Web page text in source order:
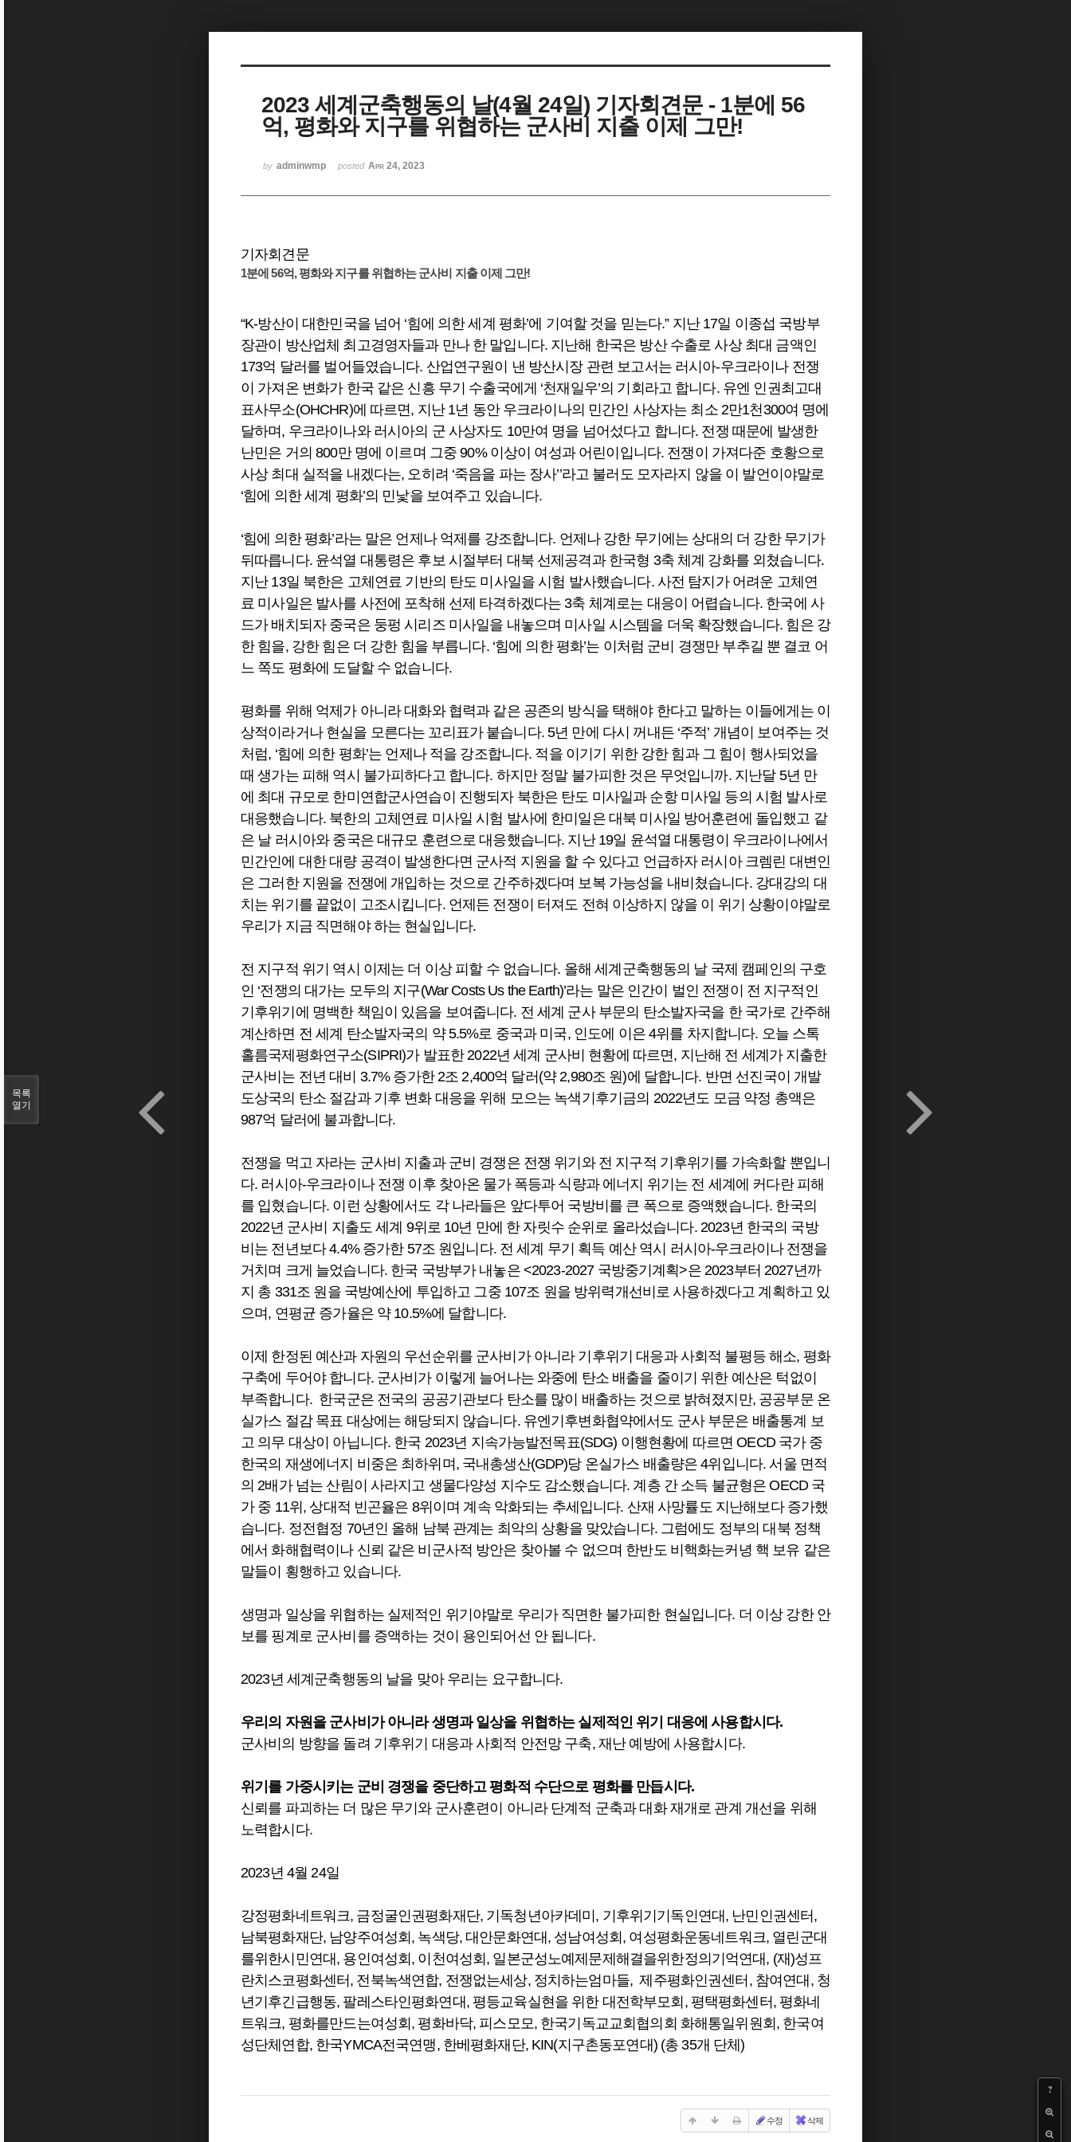
2023 세계군축행동의 날(4월 24일) 기자회견문 - 1분에 56
억, 평화와 지구를 위협하는 군사비 지출 이제 그만!
by adminwmp posted Apr 24, 2023
?
기자회견문
1분에 56억, 평화와 지구를 위협하는 군사비 지출 이제 그만!
“K-방산이 대한민국을 넘어 ‘힘에 의한 세계 평화’에 기여할 것을 믿는다.” 지난 17일 이종섭 국방부
장관이 방산업체 최고경영자들과 만나 한 말입니다. 지난해 한국은 방산 수출로 사상 최대 금액인
173억 달러를 벌어들였습니다. 산업연구원이 낸 방산시장 관련 보고서는 러시아-우크라이나 전쟁
이 가져온 변화가 한국 같은 신흥 무기 수출국에게 ‘천재일우’의 기회라고 합니다. 유엔 인권최고대
표사무소(OHCHR)에 따르면, 지난 1년 동안 우크라이나의 민간인 사상자는 최소 2만1천300여 명에
달하며, 우크라이나와 러시아의 군 사상자도 10만여 명을 넘어섰다고 합니다. 전쟁 때문에 발생한
난민은 거의 800만 명에 이르며 그중 90% 이상이 여성과 어린이입니다. 전쟁이 가져다준 호황으로
사상 최대 실적을 내겠다는, 오히려 ‘죽음을 파는 장사’’라고 불러도 모자라지 않을 이 발언이야말로
‘힘에 의한 세계 평화’의 민낯을 보여주고 있습니다.
‘힘에 의한 평화’라는 말은 언제나 억제를 강조합니다. 언제나 강한 무기에는 상대의 더 강한 무기가
뒤따릅니다. 윤석열 대통령은 후보 시절부터 대북 선제공격과 한국형 3축 체계 강화를 외쳤습니다.
지난 13일 북한은 고체연료 기반의 탄도 미사일을 시험 발사했습니다. 사전 탐지가 어려운 고체연
료 미사일은 발사를 사전에 포착해 선제 타격하겠다는 3축 체계로는 대응이 어렵습니다. 한국에 사
드가 배치되자 중국은 둥펑 시리즈 미사일을 내놓으며 미사일 시스템을 더욱 확장했습니다. 힘은 강
한 힘을, 강한 힘은 더 강한 힘을 부릅니다. ‘힘에 의한 평화’는 이처럼 군비 경쟁만 부추길 뿐 결코 어
느 쪽도 평화에 도달할 수 없습니다.
평화를 위해 억제가 아니라 대화와 협력과 같은 공존의 방식을 택해야 한다고 말하는 이들에게는 이
상적이라거나 현실을 모른다는 꼬리표가 붙습니다. 5년 만에 다시 꺼내든 ‘주적’ 개념이 보여주는 것
처럼, ‘힘에 의한 평화’는 언제나 적을 강조합니다. 적을 이기기 위한 강한 힘과 그 힘이 행사되었을
때 생가는 피해 역시 불가피하다고 합니다. 하지만 정말 불가피한 것은 무엇입니까. 지난달 5년 만
에 최대 규모로 한미연합군사연습이 진행되자 북한은 탄도 미사일과 순항 미사일 등의 시험 발사로
대응했습니다. 북한의 고체연료 미사일 시험 발사에 한미일은 대북 미사일 방어훈련에 돌입했고 같
은 날 러시아와 중국은 대규모 훈련으로 대응했습니다. 지난 19일 윤석열 대통령이 우크라이나에서
민간인에 대한 대량 공격이 발생한다면 군사적 지원을 할 수 있다고 언급하자 러시아 크렘린 대변인
은 그러한 지원을 전쟁에 개입하는 것으로 간주하겠다며 보복 가능성을 내비쳤습니다. 강대강의 대
치는 위기를 끝없이 고조시킵니다. 언제든 전쟁이 터져도 전혀 이상하지 않을 이 위기 상황이야말로
우리가 지금 직면해야 하는 현실입니다.
전 지구적 위기 역시 이제는 더 이상 피할 수 없습니다. 올해 세계군축행동의 날 국제 캠페인의 구호
인 ‘전쟁의 대가는 모두의 지구(War Costs Us the Earth)’라는 말은 인간이 벌인 전쟁이 전 지구적인
기후위기에 명백한 책임이 있음을 보여줍니다. 전 세계 군사 부문의 탄소발자국을 한 국가로 간주해
계산하면 전 세계 탄소발자국의 약 5.5%로 중국과 미국, 인도에 이은 4위를 차지합니다. 오늘 스톡
홀름국제평화연구소(SIPRI)가 발표한 2022년 세계 군사비 현황에 따르면, 지난해 전 세계가 지출한
군사비는 전년 대비 3.7% 증가한 2조 2,400억 달러(약 2,980조 원)에 달합니다. 반면 선진국이 개발
도상국의 탄소 절감과 기후 변화 대응을 위해 모으는 녹색기후기금의 2022년도 모금 약정 총액은
987억 달러에 불과합니다.
전쟁을 먹고 자라는 군사비 지출과 군비 경쟁은 전쟁 위기와 전 지구적 기후위기를 가속화할 뿐입니
다. 러시아-우크라이나 전쟁 이후 찾아온 물가 폭등과 식량과 에너지 위기는 전 세계에 커다란 피해
를 입혔습니다. 이런 상황에서도 각 나라들은 앞다투어 국방비를 큰 폭으로 증액했습니다. 한국의
2022년 군사비 지출도 세계 9위로 10년 만에 한 자릿수 순위로 올라섰습니다. 2023년 한국의 국방
비는 전년보다 4.4% 증가한 57조 원입니다. 전 세계 무기 획득 예산 역시 러시아-우크라이나 전쟁을
거치며 크게 늘었습니다. 한국 국방부가 내놓은 <2023-2027 국방중기계획>은 2023부터 2027년까
지 총 331조 원을 국방예산에 투입하고 그중 107조 원을 방위력개선비로 사용하겠다고 계획하고 있
으며, 연평균 증가율은 약 10.5%에 달합니다.
이제 한정된 예산과 자원의 우선순위를 군사비가 아니라 기후위기 대응과 사회적 불평등 해소, 평화
구축에 두어야 합니다. 군사비가 이렇게 늘어나는 와중에 탄소 배출을 줄이기 위한 예산은 턱없이
부족합니다. 한국군은 전국의 공공기관보다 탄소를 많이 배출하는 것으로 밝혀졌지만, 공공부문 온
실가스 절감 목표 대상에는 해당되지 않습니다. 유엔기후변화협약에서도 군사 부문은 배출통계 보
고 의무 대상이 아닙니다. 한국 2023년 지속가능발전목표(SDG) 이행현황에 따르면 OECD 국가 중
한국의 재생에너지 비중은 최하위며, 국내총생산(GDP)당 온실가스 배출량은 4위입니다. 서울 면적
의 2배가 넘는 산림이 사라지고 생물다양성 지수도 감소했습니다. 계층 간 소득 불균형은 OECD 국
가 중 11위, 상대적 빈곤율은 8위이며 계속 악화되는 추세입니다. 산재 사망률도 지난해보다 증가했
습니다. 정전협정 70년인 올해 남북 관계는 최악의 상황을 맞았습니다. 그럼에도 정부의 대북 정책
에서 화해협력이나 신뢰 같은 비군사적 방안은 찾아볼 수 없으며 한반도 비핵화는커녕 핵 보유 같은
말들이 횡행하고 있습니다.
생명과 일상을 위협하는 실제적인 위기야말로 우리가 직면한 불가피한 현실입니다. 더 이상 강한 안
보를 핑계로 군사비를 증액하는 것이 용인되어선 안 됩니다.
2023년 세계군축행동의 날을 맞아 우리는 요구합니다.
우리의 자원을 군사비가 아니라 생명과 일상을 위협하는 실제적인 위기 대응에 사용합시다.
군사비의 방향을 돌려 기후위기 대응과 사회적 안전망 구축, 재난 예방에 사용합시다.
위기를 가중시키는 군비 경쟁을 중단하고 평화적 수단으로 평화를 만듭시다.
신뢰를 파괴하는 더 많은 무기와 군사훈련이 아니라 단계적 군축과 대화 재개로 관계 개선을 위해
노력합시다.
2023년 4월 24일
강정평화네트워크, 금정굴인권평화재단, 기독청년아카데미, 기후위기기독인연대, 난민인권센터,
남북평화재단, 남양주여성회, 녹색당, 대안문화연대, 성남여성회, 여성평화운동네트워크, 열린군대
를위한시민연대, 용인여성회, 이천여성회, 일본군성노예제문제해결을위한정의기억연대, (재)성프
란치스코평화센터, 전북녹색연합, 전쟁없는세상, 정치하는엄마들, 제주평화인권센터, 참여연대, 청
년기후긴급행동, 팔레스타인평화연대, 평등교육실현을 위한 대전학부모회, 평택평화센터, 평화네
트워크, 평화를만드는여성회, 평화바닥, 피스모모, 한국기독교교회협의회 화해통일위원회, 한국여
성단체연합, 한국YMCA전국연맹, 한베평화재단, KIN(지구촌동포연대) (총 35개 단체)
수정 삭제
목록
열기
Sketchbook5, 스케치북5
Sketchbook5, 스케치북5